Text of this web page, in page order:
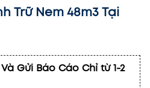
Trữ Nem 48m3 Tại
Gửi Báo Cáo Chỉ từ 1-2